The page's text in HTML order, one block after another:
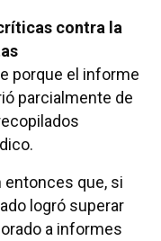
contra la
porque el informe
parcialmente de
que, si
logró superar
a informes